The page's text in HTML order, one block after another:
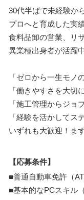
30代半ばで未経験か
プロへと育成した実
食料品卸の営業、リ
異業種出身者が活躍
「ゼロから一生モノ
「働きやすさを大切
「施工管理からジョ
「経験を活かしてス
いずれも大歓迎！ま
【応募条件】
■普通自動車免許（AT
■基本的なPCスキル